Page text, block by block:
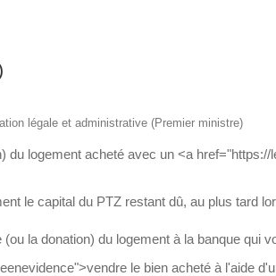
légale et administrative (Premier ministre)
du logement acheté avec un <a
le capital du PTZ restant dû, au plus tard
la donation) du logement à la banque qui
le bien acheté à l'aide